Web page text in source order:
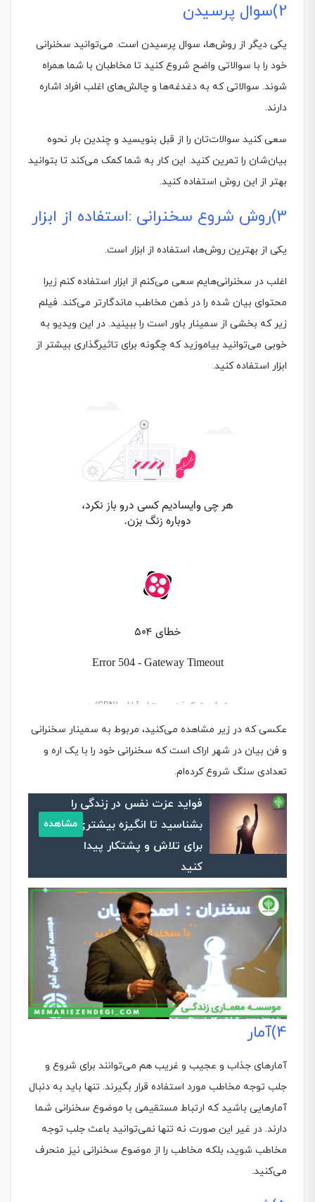
2)سوال پرسیدن
یکی دیگر از روش‌ها، سوال پرسیدن است. می‌توانید سخنرانی
خود را با سوالاتی واضح شروع کنید تا مخاطبان با شما همراه
شوند. سوالاتی که به دغدغه‌ها و چالش‌های اغلب افراد اشاره
دارند.
سعی کنید سوالات‌تان را از قبل بنویسید و چندین بار نحوه
بیان‌شان را تمرین کنید. این کار به شما کمک می‌کند تا بتوانید
بهتر از این روش استفاده کنید.
3)روش شروع سخنرانی :استفاده از ابزار
یکی از بهترین روش‌ها، استفاده از ابزار است.
اغلب در سخنرانی‌هایم سعی می‌کنم از ابزار استفاده کنم زیرا
محتوای بیان شده را در ذهن مخاطب ماندگارتر می‌کند. فیلم
زیر که بخشی از سمینار باور است را ببینید. در این ویدیو به
خوبی می‌توانید بیاموزید که چگونه برای تاثیرگذاری بیشتر از
ابزار استفاده کنید.
عکسی که در زیر مشاهده می‌کنید، مربوط به سمینار سخنرانی
و فن بیان در شهر اراک است که سخنرانی خود را با یک اره و
تعدادی سنگ شروع کرده‌ام.
فواید عزت نفس در زندگی را
بشناسید تا انگیزه بیشتری
برای تلاش و پشتکار پیدا
کنید
مشاهده
4)آمار
آمارهای جذاب و عجیب و غریب هم می‌توانند برای شروع و
جلب توجه مخاطب مورد استفاده قرار بگیرند. تنها باید به دنبال
آمارهایی باشید که ارتباط مستقیمی با موضوع سخنرانی شما
دارند. در غیر این صورت نه تنها نمی‌توانید باعث جلب توجه
مخاطب شوید، بلکه مخاطب را از موضوع سخنرانی نیز منحرف
می‌کنید.